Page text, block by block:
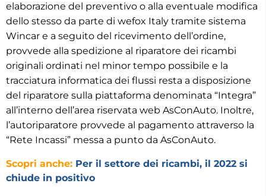
elaborazione del preventivo o alla eventuale modifica
dello stesso da parte di wefox Italy tramite sistema
Wincar e a seguito del ricevimento dell’ordine,
provvede alla spedizione al riparatore dei ricambi
originali ordinati nel minor tempo possibile e la
tracciatura informatica dei flussi resta a disposizione
del riparatore sulla piattaforma denominata “Integra”
all’interno dell’area riservata web AsConAuto. Inoltre,
l’autoriparatore provvede al pagamento attraverso la
“Rete Incassi” messa a punto da AsConAuto.
Scopri anche: Per il settore dei ricambi, il 2022 si
chiude in positivo